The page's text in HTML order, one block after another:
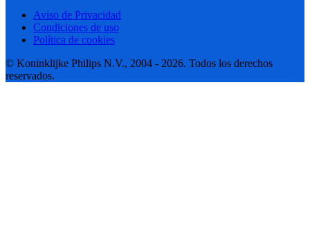
Aviso de Privacidad
Condiciones de uso
Política de cookies
© Koninklijke Philips N.V., 2004 - 2026. Todos los derechos
reservados.